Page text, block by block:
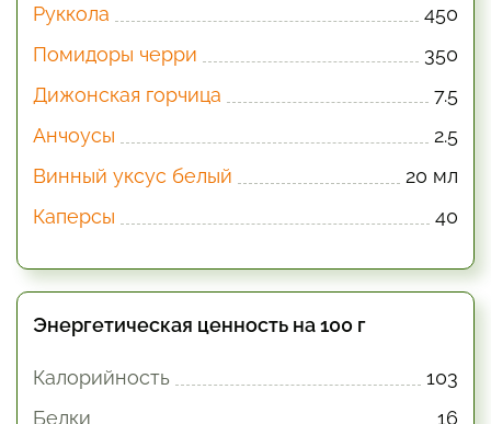
Руккола
450
Помидоры черри
350
Дижонская горчица
7.5
Анчоусы
2.5
Винный уксус белый
20 мл
Каперсы
40
Энергетическая ценность на 100 г
Калорийность
103
Белки
16